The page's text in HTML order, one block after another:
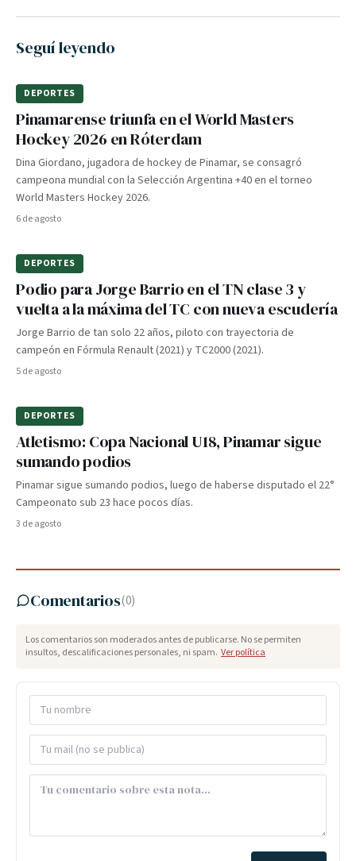
Seguí leyendo
DEPORTES
Pinamarense triunfa en el World Masters
Hockey 2026 en Róterdam
Dina Giordano, jugadora de hockey de Pinamar, se consagró
campeona mundial con la Selección Argentina +40 en el torneo
World Masters Hockey 2026.
6 de agosto
DEPORTES
Podio para Jorge Barrio en el TN clase 3 y
vuelta a la máxima del TC con nueva escudería
Jorge Barrio de tan solo 22 años, piloto con trayectoria de
campeón en Fórmula Renault (2021) y TC2000 (2021).
5 de agosto
DEPORTES
Atletismo: Copa Nacional U18, Pinamar sigue
sumando podios
Pinamar sigue sumando podios, luego de haberse disputado el 22°
Campeonato sub 23 hace pocos días.
3 de agosto
Comentarios(0)
Los comentarios son moderados antes de publicarse. No se permiten
insultos, descalificaciones personales, ni spam. Ver política